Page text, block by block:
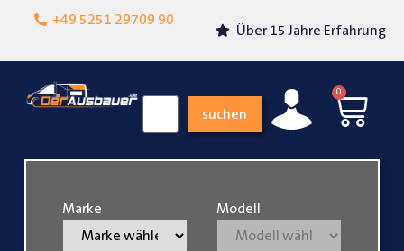
+49 5251 29709 90
Lokalgeschäft in
Über 15 Jahre Erfahrung
suchen
0
Marke Modell